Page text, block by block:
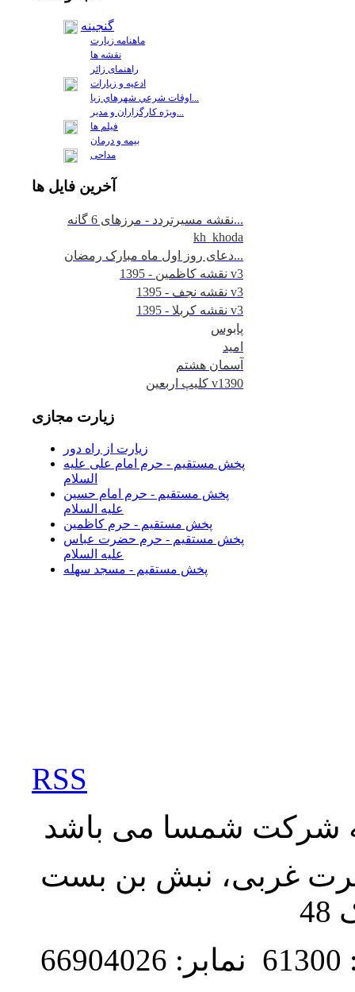
گنجینه
ماهنامه زیارت
نقشه ها
راهنمای زائر
ادعیه و زیارات
فيلم ها
بیمه و درمان
مداحی
آخرين فايل ها
نقشه مسیرتردد - مرزهای 6 گانه...
kh_khoda
دعای روز اول ماه مبارک رمضان...
نقشه کاظمین - 1395 v3
نقشه نجف - 1395 v3
نقشه کربلا - 1395 v3
پابوس
امید
آسمان هشتم
کلیپ اربعین v1390
زیارت مجازی
زیارت از راه دور
پخش مستقیم - حرم امام علی علیه
السلام
پخش مستقیم - حرم امام حسین
علیه السلام
پخش مستقیم - حرم کاظمین
پخش مستقیم - حرم حضرت عباس
علیه السلام
پخش مستقیم - مسجد سهله
RSS
شرکت شمسا می باشد
غربی، نبش بن بست